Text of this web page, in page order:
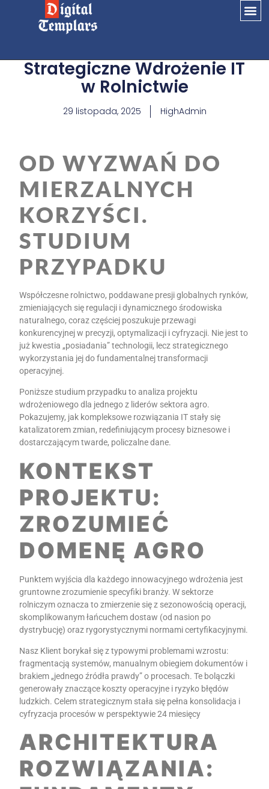
Strategiczne Wdrożenie IT
w Rolnictwie
29 listopada, 2025 HighAdmin
OD WYZWAŃ DO
MIERZALNYCH
KORZYŚCI.
STUDIUM
PRZYPADKU
Współczesne rolnictwo, poddawane presji globalnych rynków,
zmieniających się regulacji i dynamicznego środowiska
naturalnego, coraz częściej poszukuje przewagi
konkurencyjnej w precyzji, optymalizacji i cyfryzacji. Nie jest to
już kwestia „posiadania” technologii, lecz strategicznego
wykorzystania jej do fundamentalnej transformacji
operacyjnej.
Poniższe studium przypadku to analiza projektu
wdrożeniowego dla jednego z liderów sektora agro.
Pokazujemy, jak kompleksowe rozwiązania IT stały się
katalizatorem zmian, redefiniującym procesy biznesowe i
dostarczającym twarde, policzalne dane.
KONTEKST
PROJEKTU:
ZROZUMIEĆ
DOMENĘ AGRO
Punktem wyjścia dla każdego innowacyjnego wdrożenia jest
gruntowne zrozumienie specyfiki branży. W sektorze
rolniczym oznacza to zmierzenie się z sezonowością operacji,
skomplikowanym łańcuchem dostaw (od nasion po
dystrybucję) oraz rygorystycznymi normami certyfikacyjnymi.
Nasz Klient borykał się z typowymi problemami wzrostu:
fragmentacją systemów, manualnym obiegiem dokumentów i
brakiem „jednego źródła prawdy” o procesach. Te bolączki
generowały znaczące koszty operacyjne i ryzyko błędów
ludzkich. Celem strategicznym stała się pełna konsolidacja i
cyfryzacja procesów w perspektywie 24 miesięcy
ARCHITEKTURA
ROZWIĄZANIA: